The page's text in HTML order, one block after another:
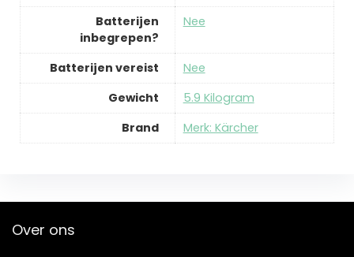
Batterijen
inbegrepen?
‎Nee
Batterijen vereist
‎Nee
Gewicht
‎5.9 Kilogram
Brand
Merk: Kärcher
Over ons